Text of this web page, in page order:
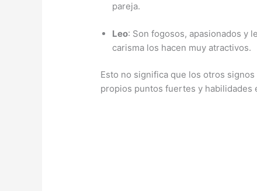
pareja.
Leo: Son fogosos, apasionados y
carisma los hacen muy atractivos.
Esto no significa que los otros
propios puntos fuertes y habilidades